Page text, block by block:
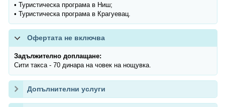
• Туристическа програма в Ниш;
• Туристическа програма в Крагуевац.
Офертата не включва
Задължително доплащане:
Сити такса - 70 динара на човек на нощувка.
Допълнителни услуги